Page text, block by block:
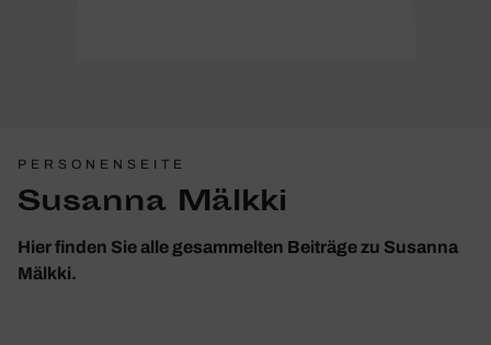
PERSONENSEITE
Susanna Mälkki
Hier finden Sie alle gesammelten Beiträge zu Susanna
Mälkki.